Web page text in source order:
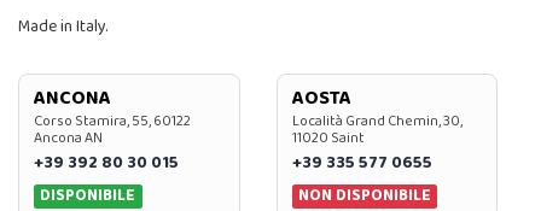
Made in Italy.
ANCONA
Corso Stamira, 55, 60122
Ancona AN
+39 392 80 30 015
DISPONIBILE
AOSTA
Località Grand Chemin, 30,
11020 Saint
+39 335 577 0655
NON DISPONIBILE